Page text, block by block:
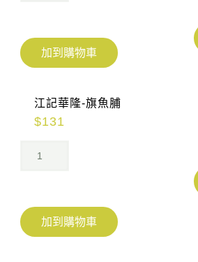
加到購物車
江記華隆-旗魚脯
$131
加到購物車